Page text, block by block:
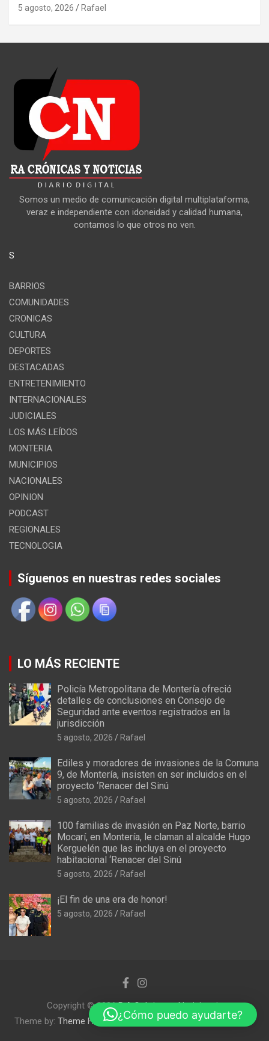
5 agosto, 2026 Rafael
Somos un medio de comunicación digital multiplataforma,
veraz e independiente con idoneidad y calidad humana,
contamos lo que otros no ven.
S
BARRIOS
COMUNIDADES
CRONICAS
CULTURA
DEPORTES
DESTACADAS
ENTRETENIMIENTO
INTERNACIONALES
JUDICIALES
LOS MÁS LEÍDOS
MONTERIA
MUNICIPIOS
NACIONALES
OPINION
PODCAST
REGIONALES
TECNOLOGIA
Síguenos en nuestras redes sociales
LO MÁS RECIENTE
Policía Metropolitana de Montería ofreció
detalles de conclusiones en Consejo de
Seguridad ante eventos registrados en la
jurisdicción
5 agosto, 2026 Rafael
Ediles y moradores de invasiones de la Comuna
9, de Montería, insisten en ser incluidos en el
proyecto ‘Renacer del Sinú
5 agosto, 2026 Rafael
100 familias de invasión en Paz Norte, barrio
Mocarí, en Montería, le claman al alcalde Hugo
Kerguelén que las incluya en el proyecto
habitacional ‘Renacer del Sinú
5 agosto, 2026 Rafael
¡El fin de una era de honor!
5 agosto, 2026 Rafael
Copyright © 2026R.A Crónicas y Noticias
Theme by: Theme Horse Proudly Powered by:WordPress
¿Cómo puedo ayudarte?